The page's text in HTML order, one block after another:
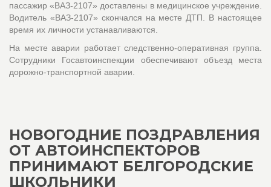
пассажир «ВАЗ-2107» доставлены в медицинское учреждение.
Водитель «ВАЗ-2107» скончался на месте ДТП. В настоящее
время их личности устанавливаются.
На месте аварии работает следственно-оперативная группа.
Сотрудники Госавтоинспекции обеспечивают объезд места
дорожно-транспортной аварии.
НОВОГОДНИЕ ПОЗДРАВЛЕНИЯ
ОТ АВТОИНСПЕКТОРОВ
ПРИНИМАЮТ БЕЛГОРОДСКИЕ
ШКОЛЬНИКИ